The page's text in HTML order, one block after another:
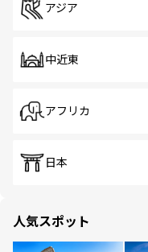
アジア
中近東
アフリカ
日本
人気スポット